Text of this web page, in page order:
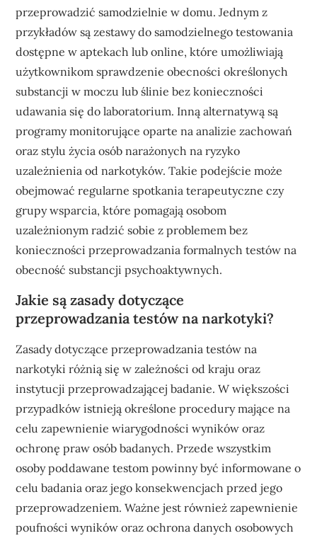
przeprowadzić samodzielnie w domu. Jednym z
przykładów są zestawy do samodzielnego testowania
dostępne w aptekach lub online, które umożliwiają
użytkownikom sprawdzenie obecności określonych
substancji w moczu lub ślinie bez konieczności
udawania się do laboratorium. Inną alternatywą są
programy monitorujące oparte na analizie zachowań
oraz stylu życia osób narażonych na ryzyko
uzależnienia od narkotyków. Takie podejście może
obejmować regularne spotkania terapeutyczne czy
grupy wsparcia, które pomagają osobom
uzależnionym radzić sobie z problemem bez
konieczności przeprowadzania formalnych testów na
obecność substancji psychoaktywnych.
Jakie są zasady dotyczące
przeprowadzania testów na narkotyki?
Zasady dotyczące przeprowadzania testów na
narkotyki różnią się w zależności od kraju oraz
instytucji przeprowadzającej badanie. W większości
przypadków istnieją określone procedury mające na
celu zapewnienie wiarygodności wyników oraz
ochronę praw osób badanych. Przede wszystkim
osoby poddawane testom powinny być informowane o
celu badania oraz jego konsekwencjach przed jego
przeprowadzeniem. Ważne jest również zapewnienie
poufności wyników oraz ochrona danych osobowych